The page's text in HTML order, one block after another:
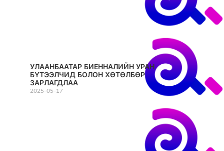
УЛААНБААТАР БИЕННАЛИЙН УРАН
БҮТЭЭЛЧИД БОЛОН ХӨТӨЛБӨР
ЗАРЛАГДЛАА
2025-05-17